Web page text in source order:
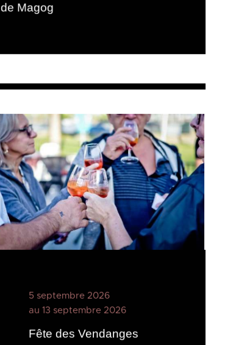
de Magog
5 septembre 2026
au 13 septembre 2026
Fête des Vendanges